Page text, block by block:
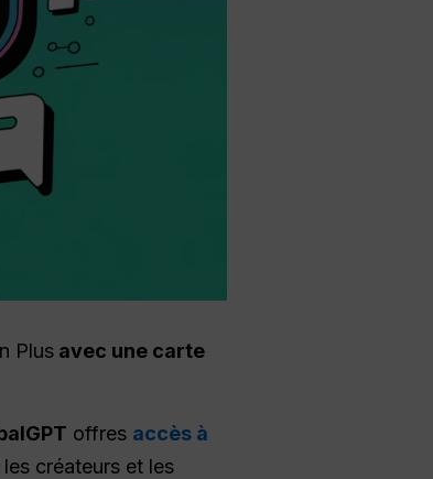
Plus avec une carte
offres accès à
créateurs et les